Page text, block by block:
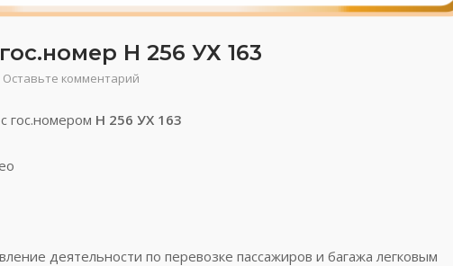
Н 256 УХ 163
Оставьте комментарий
гос.номером Н 256 УХ 163
деятельности по перевозке пассажиров и багажа легковым